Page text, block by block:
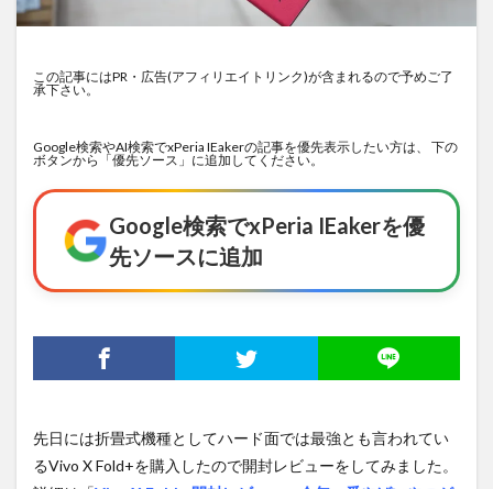
この記事にはPR・広告(アフィリエイトリンク)が含まれるので予めご了
承下さい。
Google検索やAI検索でxPeria IEakerの記事を優先表示したい方は、 下の
ボタンから「優先ソース」に追加してください。
Google検索でxPeria IEakerを優
先ソースに追加
先日には折畳式機種としてハード面では最強とも言われてい
るVivo X Fold+を購入したので開封レビューをしてみました。